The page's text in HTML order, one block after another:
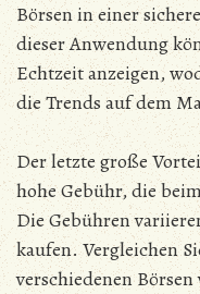
Börsen in einer
dieser Anwendung
Echtzeit anzeigen,
die Trends auf dem
Der letzte große
hohe Gebühr, die
Die Gebühren
kaufen. Vergleichen
verschiedenen